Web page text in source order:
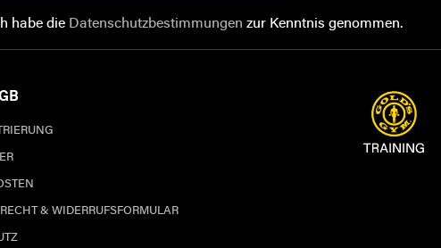
habe die Datenschutzbestimmungen zur Kenntnis genommen.
& WIDERRUFSFORMULAR